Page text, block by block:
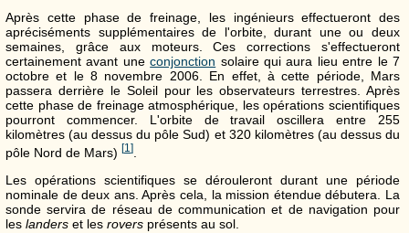
Après cette phase de freinage, les ingénieurs effectueront des
apréciséments supplémentaires de l'orbite, durant une ou deux
semaines, grâce aux moteurs. Ces corrections s'effectueront
certainement avant uneconjonction solaire qui aura lieu entre le 7
octobre et le 8 novembre 2006. En effet, à cette période, Mars
passera derrière le Soleil pour les observateurs terrestres. Après
cette phase de freinage atmosphérique, les opérations scientifiques
pourront commencer. L'orbite de travail oscillera entre 255
kilomètres (au dessus du pôle Sud) et 320 kilomètres (au dessus du
pôle Nord de Mars) [1]
Les opérations scientifiques se dérouleront durant une période
nominale de deux ans. Après cela, la mission étendue débutera. La
sonde servira de réseau de communication et de navigation pour
les landers et les rovers présents au sol.